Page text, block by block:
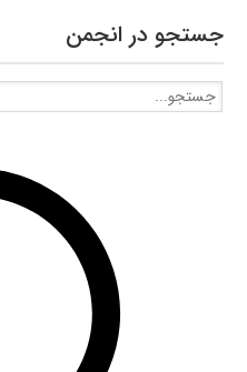
جستجو در انجمن